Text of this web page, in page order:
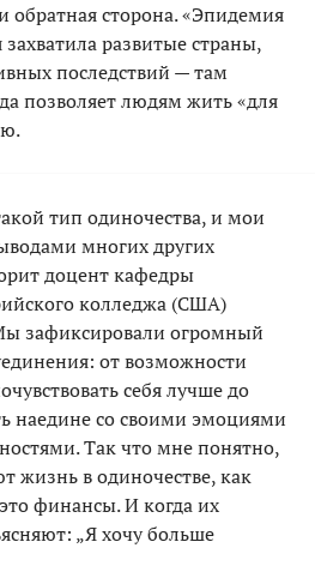
обратная сторона. «Эпидемия
развитые страны,
последствий — там
позволяет людям жить «для
тип одиночества, и мои
многих других
доцент кафедры
колледжа (США)
зафиксировали огромный
от возможности
себя лучше до
наедине со своими эмоциями
Так что мне понятно,
жизнь в одиночестве, как
финансы. И когда их
„Я хочу больше